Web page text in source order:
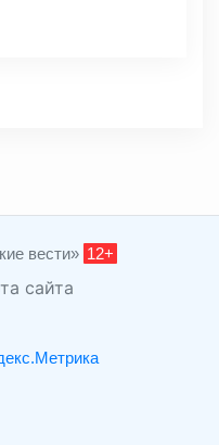
вести» 12+
сайта